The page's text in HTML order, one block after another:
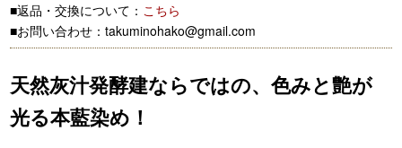
■返品・交換について： こちら
■お問い合わせ：takuminohako@gmail.com
天然灰汁発酵建ならではの、色みと艶が
光る本藍染め！